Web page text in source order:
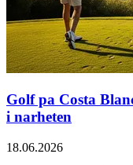
Golf pa Costa
i narheten
18.06.2026